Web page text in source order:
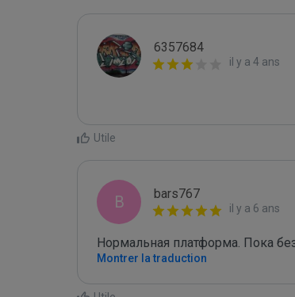
6357684
il y a 4 ans
Utile
B bars767
il y a 6 ans
Нормальная платформа. Пока
Montrer la traduction